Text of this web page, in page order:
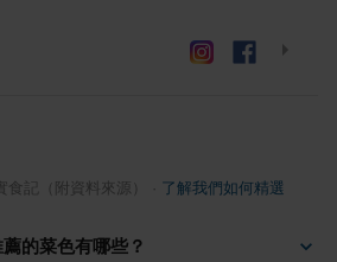
記（附資料來源） 了解我們如何精選
的菜色有哪些？